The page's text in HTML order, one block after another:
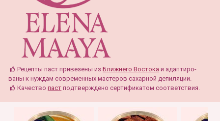
Рецепты паст привезены изБлижнего Востока и адаптиро-
ваны к нуждам современных мастеров сахарной депиляции.
Качествопаст подтверждено сертификатом соответствия.